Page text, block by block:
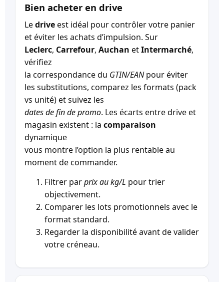
Bien acheter en drive
Ledriveest idéal pour contrôler votre panier
et éviter les achats d’impulsion. Sur
Leclerc, Carrefour, Auchan etIntermarché,
vérifiez
la correspondance du GTIN/EANpour éviter
les substitutions, comparez les formats (pack
vs unité) et suivez les
dates de fin de promo. Les écarts entre drive et
magasin existent : la comparaison
dynamique
vous montre l’option la plus rentable au
moment de commander.
Filtrer parprix au kg/L pour trier
objectivement.
Comparer les lots promotionnels avec le
format standard.
Regarder la disponibilité avant de valider
votre créneau.